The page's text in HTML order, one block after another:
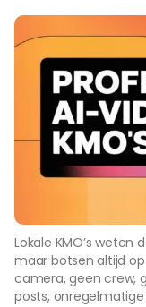
Lokale KMO’s
maar botsen altijd
camera, geen crew,
posts,